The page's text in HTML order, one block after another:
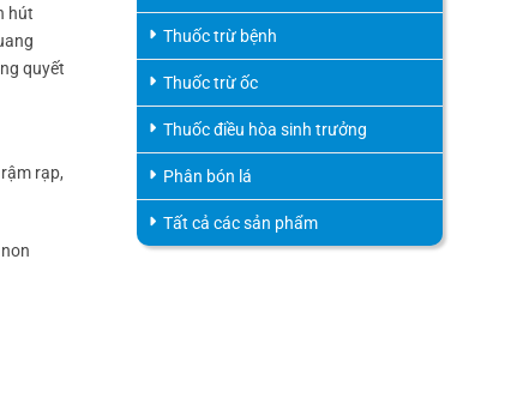
hút
quyết
rạp,
Thuốc trừ bệnh
Thuốc trừ ốc
Thuốc điều hòa sinh trưởng
Phân bón lá
Tất cả các sản phẩm